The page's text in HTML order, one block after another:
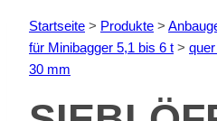
Start­sei­te > Pro­duk­te >
für Mi­ni­bag­ger 5,1 bis 6 t >
30 mm